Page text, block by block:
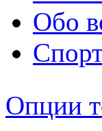
Обо
Опции